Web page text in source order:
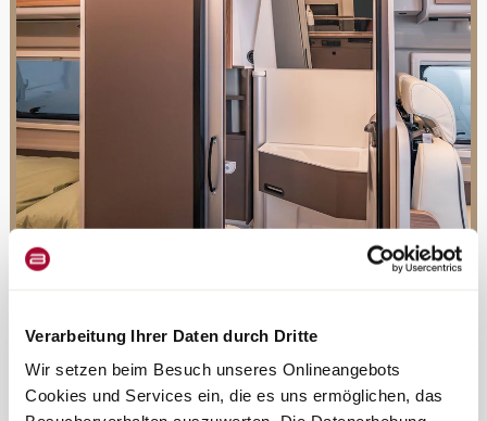
Verarbeitung Ihrer Daten durch Dritte
Wir setzen beim Besuch unseres Onlineangebots
Cookies und Services ein, die es uns ermöglichen, das
Plus de place pour se doucher grâce au système